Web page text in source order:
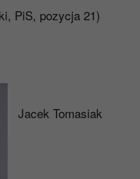
PiS, pozycja 21)
Jacek Tomasiak